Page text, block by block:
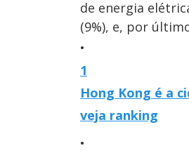
de energia
(9%), e, por
1
Hong Kong é a
veja ranking